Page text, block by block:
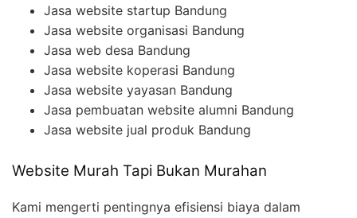
Jasa website startup Bandung
Jasa website organisasi Bandung
Jasa web desa Bandung
Jasa website koperasi Bandung
Jasa website yayasan Bandung
Jasa pembuatan website alumni Bandung
Jasa website jual produk Bandung
Website Murah Tapi Bukan Murahan
Kami mengerti pentingnya efisiensi biaya dalam